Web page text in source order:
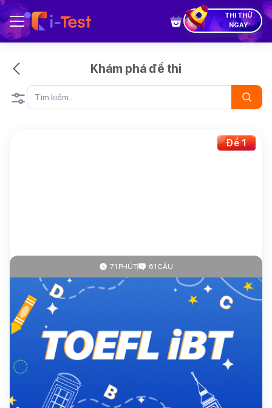
THI THỬ
NGAY
Khám phá đề thi
71 PHÚT 61 CÂU
Đề 1
(13 đánh giá) Toefl
TOEFL iBT (95-120)
30.000đ/đề
Mua ngay Mua theo gói